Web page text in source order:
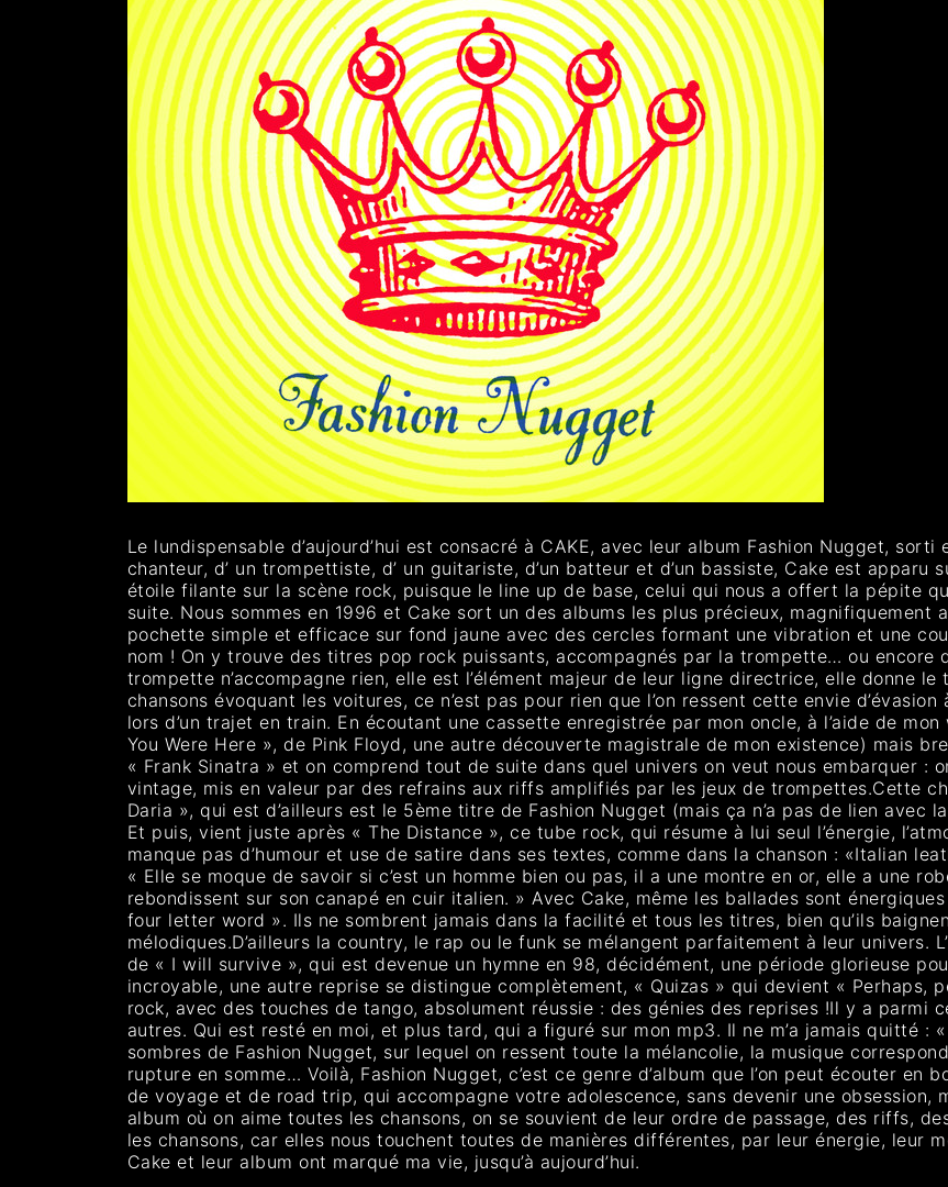
Le lundispensable d’aujourd’hui est consacré à CAKE, avec leur album Fashion Nugget, sorti
chanteur, d’ un trompettiste, d’ un guitariste, d’un batteur et d’un bassiste, Cake est apparu
étoile filante sur la scène rock, puisque le line up de base, celui qui nous a offert la pépite
suite. Nous sommes en 1996 et Cake sort un des albums les plus précieux, magnifiquement
pochette simple et efficace sur fond jaune avec des cercles formant une vibration et une
nom ! On y trouve des titres pop rock puissants, accompagnés par la trompette… ou encore
trompette n’accompagne rien, elle est l’élément majeur de leur ligne directrice, elle donne
chansons évoquant les voitures, ce n’est pas pour rien que l’on ressent cette envie
lors d’un trajet en train. En écoutant une cassette enregistrée par mon oncle, à l’aide de
You Were Here », de Pink Floyd, une autre découverte magistrale de mon existence) mais
« Frank Sinatra » et on comprend tout de suite dans quel univers on veut nous embarquer :
vintage, mis en valeur par des refrains aux riffs amplifiés par les jeux de trompettes.Cette
Daria », qui est d’ailleurs est le 5ème titre de Fashion Nugget (mais ça n’a pas de lien avec
Et puis, vient juste après « The Distance », ce tube rock, qui résume à lui seul l’énergie,
manque pas d’humour et use de satire dans ses textes, comme dans la chanson : «Italian
« Elle se moque de savoir si c’est un homme bien ou pas, il a une montre en or, elle a une
rebondissent sur son canapé en cuir italien. » Avec Cake, même les ballades sont
four letter word ». Ils ne sombrent jamais dans la facilité et tous les titres, bien qu’ils
mélodiques.D’ailleurs la country, le rap ou le funk se mélangent parfaitement à leur univers.
de « I will survive », qui est devenue un hymne en 98, décidément, une période glorieuse
incroyable, une autre reprise se distingue complètement, « Quizas » qui devient « Perhaps,
rock, avec des touches de tango, absolument réussie : des génies des reprises !Il y a parmi
autres. Qui est resté en moi, et plus tard, qui a figuré sur mon mp3. Il ne m’a jamais quitté :
sombres de Fashion Nugget, sur lequel on ressent toute la mélancolie, la musique
rupture en somme… Voilà, Fashion Nugget, c’est ce genre d’album que l’on peut écouter en
de voyage et de road trip, qui accompagne votre adolescence, sans devenir une obsession,
album où on aime toutes les chansons, on se souvient de leur ordre de passage, des riffs,
les chansons, car elles nous touchent toutes de manières différentes, par leur énergie, leur
Cake et leur album ont marqué ma vie, jusqu’à aujourd’hui.